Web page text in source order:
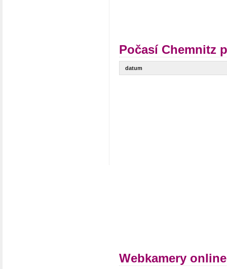
Počasí Chemnitz
datum
Webkamery